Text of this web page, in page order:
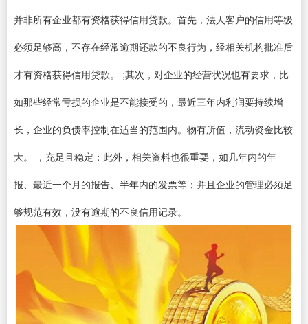
并非所有企业都有资格获得信用贷款。首先，法人客户的信用等级
必须足够高，不存在经常逾期还款的不良行为，经相关机构批准后
才有资格获得信用贷款。 ;其次，对企业的经营状况也有要求，比
如那些经常亏损的企业是不能接受的，最近三年内利润要持续增
长，企业的负债率控制在适当的范围内。物有所值，流动资金比较
大。 ，充足且稳定；此外，相关资料也很重要，如几年内的年
报、最近一个月的报告、半年内的发票等；并且企业的管理必须足
够规范有效，没有逾期的不良信用记录。